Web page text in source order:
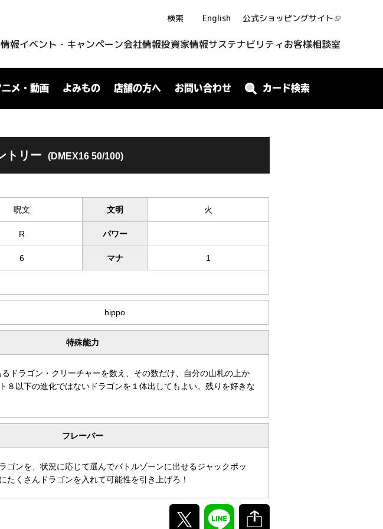
検索 English 公式ショッピングサイト
報イベント・キャンペーン会社情報投資家情報サステナビリティお客様相談室
ニメ・動画 よみもの 店舗の方へ お問い合わせ カード検索
トリー (DMEX16 50/100)
呪文 文明 火
R パワー
6 マナ 1
hippo
特殊能力
ドラゴン・クリーチャーを数え、その数だけ、自分の山札の上か
８以下の進化ではないドラゴンを１体出してもよい。残りを好きな
フレーバー
ゴンを、状況に応じて選んでバトルゾーンに出せるジャックポッ
たくさんドラゴンを入れて可能性を引き上げろ！